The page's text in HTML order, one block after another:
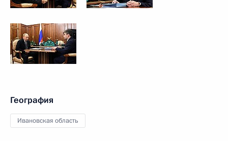
География
Ивановская область